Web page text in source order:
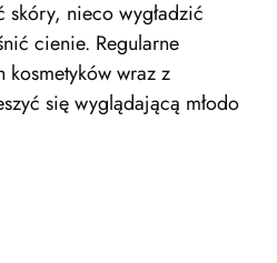
skóry, nieco wygładzić
cienie. Regularne
kosmetyków wraz z
się wyglądającą młodo